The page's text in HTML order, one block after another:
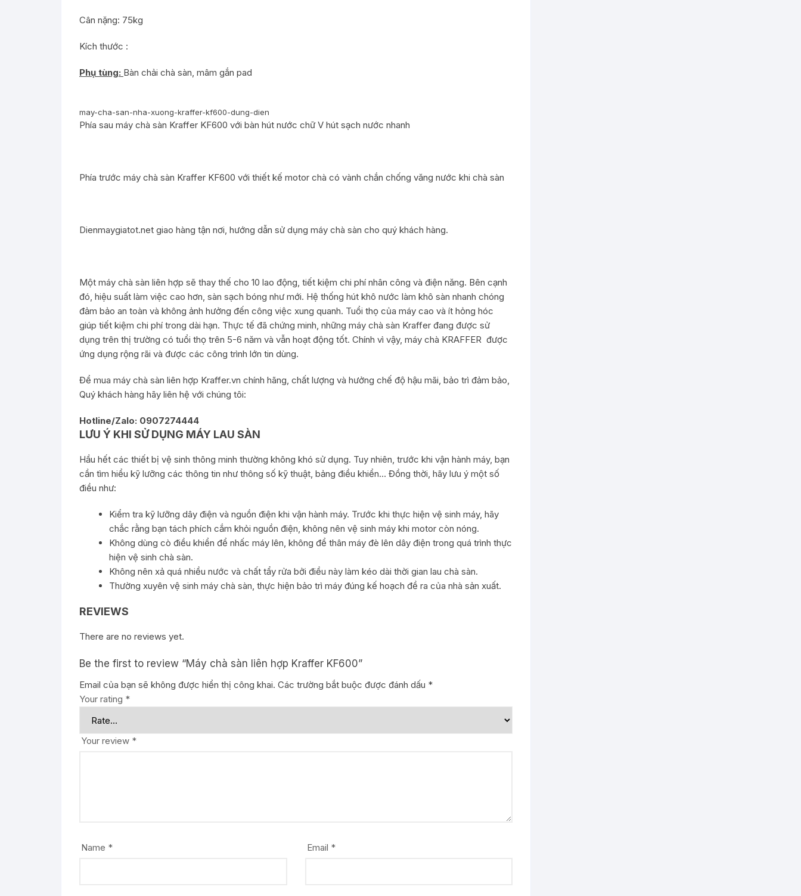
Cân nặng: 75kg
Kích thước :
Phụ tùng: Bàn chải chà sàn, mâm gắn pad
may-cha-san-nha-xuong-kraffer-kf600-dung-dien
Phía sau máy chà sàn Kraffer KF600 với bàn hút nước chữ V hút sạch nước nhanh
Phía trước máy chà sàn Kraffer KF600 với thiết kế motor chà có vành chắn chống văng nước khi chà sàn
Dienmaygiatot.net giao hàng tận nơi, hướng dẫn sử dụng máy chà sàn cho quý khách hàng.
Một máy chà sàn liên hợp sẽ thay thế cho 10 lao động, tiết kiệm chi phí nhân công và điện năng. Bên cạnh
đó, hiệu suất làm việc cao hơn, sàn sạch bóng như mới. Hệ thống hút khô nước làm khô sàn nhanh chóng
đảm bảo an toàn và không ảnh hưởng đến công việc xung quanh. Tuổi thọ của máy cao và ít hỏng hóc
giúp tiết kiệm chi phí trong dài hạn. Thực tế đã chứng minh, những máy chà sàn Kraffer đang được sử
dụng trên thị trường có tuổi thọ trên 5-6 năm và vẫn hoạt động tốt. Chính vì vậy, máy chà KRAFFER được
ứng dụng rộng rãi và được các công trình lớn tin dùng.
Để mua máy chà sàn liên hợp Kraffer.vn chính hãng, chất lượng và hưởng chế độ hậu mãi, bảo trì đảm bảo,
Quý khách hàng hãy liên hệ với chúng tôi:
Hotline/Zalo: 0907274444
LƯU Ý KHI SỬ DỤNG MÁY LAU SÀN
Hầu hết các thiết bị vệ sinh thông minh thường không khó sử dụng. Tuy nhiên, trước khi vận hành máy, bạn
cần tìm hiểu kỹ lưỡng các thông tin như thông số kỹ thuật, bảng điều khiển… Đồng thời, hãy lưu ý một số
điều như:
Kiểm tra kỹ lưỡng dây điện và nguồn điện khi vận hành máy. Trước khi thực hiện vệ sinh máy, hãy
chắc rằng bạn tách phích cắm khỏi nguồn điện, không nên vệ sinh máy khi motor còn nóng.
Không dùng cò điều khiển để nhấc máy lên, không để thân máy đè lên dây điện trong quá trình thực
hiện vệ sinh chà sàn.
Không nên xả quá nhiều nước và chất tẩy rửa bởi điều này làm kéo dài thời gian lau chà sàn.
Thường xuyên vệ sinh máy chà sàn, thực hiện bảo trì máy đúng kế hoạch đề ra của nhà sản xuất.
REVIEWS
There are no reviews yet.
Be the first to review “Máy chà sàn liên hợp Kraffer KF600”
Email của bạn sẽ không được hiển thị công khai. Các trường bắt buộc được đánh dấu *
Your rating *
Your review *
Name * Email *